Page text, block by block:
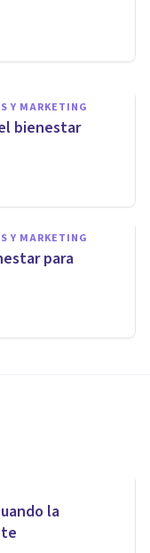
Y MARKETING
bienestar
Y MARKETING
para
la